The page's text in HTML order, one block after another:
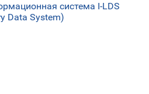
система I-LDS
Data System)